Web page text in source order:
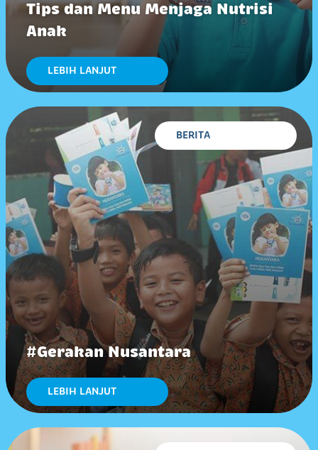
Tips dan Menu Menjaga Nutrisi
Anak
LEBIH LANJUT
#Gerakan Nusantara
LEBIH LANJUT
BERITA